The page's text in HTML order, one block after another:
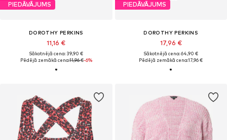
PIEDĀVĀJUMS
DOROTHY PERKINS
11,16 €
Sākotnējā cena: 39,90 €
Pēdējā zemākā cena:11,96 €-6%
PIEDĀVĀJUMS
DOROTHY PERKINS
17,96 €
Sākotnējā cena: 64,90 €
Pēdējā zemākā cena:17,96 €